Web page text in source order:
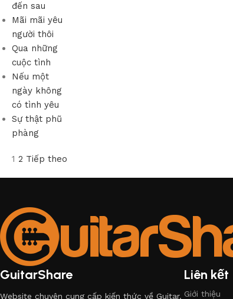
đến sau
Mãi mãi yêu
người thôi
Qua những
cuộc tình
Nếu một
ngày không
có tình yêu
Sự thật phũ
phàng
1 2 Tiếp theo
GuitarShare
Website chuyên cung cấp kiến thức về Guitar.
Liên kết
Giới thiệu